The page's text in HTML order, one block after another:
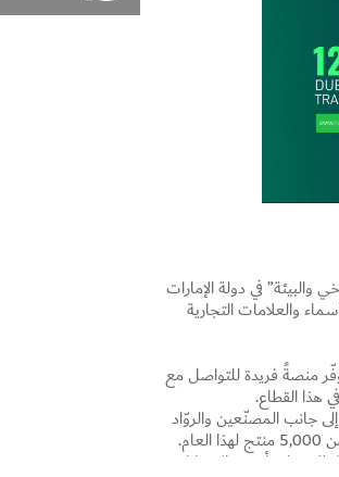
في دولة الإمارات
والعلامات التجارية
في “مركز دبي التجاري العالمي” من 12 إلى 14 ديسمبر، ليوفّر منصةً فريدة للتواصل مع
هذا القطاع.
جانب المصنّعين والروّاد
على أحدث الابتكارات